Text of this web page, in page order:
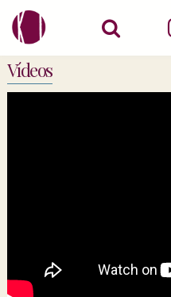
Vídeos